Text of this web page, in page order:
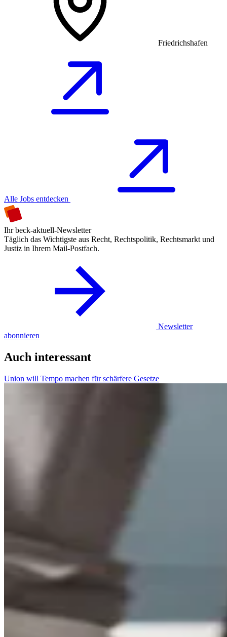
Friedrichshafen
Alle Jobs entdecken
Ihr beck-aktuell-Newsletter
Täglich das Wichtigste aus Recht, Rechtspolitik, Rechtsmarkt und
Justiz in Ihrem Mail-Postfach.
Newsletter
abonnieren
Auch interessant
Union will Tempo machen für schärfere Gesetze